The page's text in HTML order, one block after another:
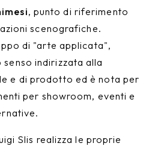
, punto di riferimento
scenografiche.
di "arte applicata",
indirizzata alla
e di prodotto ed è nota per
per showroom, eventi e
Slis realizza le proprie